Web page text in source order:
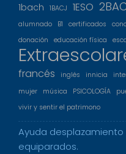
1bach 1BACJ 1ESO
alumnado
B1 certificados
donación
educación física
francés
inglés innicia
mujer
música PSICOLOGÍA
vivir y sentir el patrimono
Ayuda desplazamiento
equiparados.